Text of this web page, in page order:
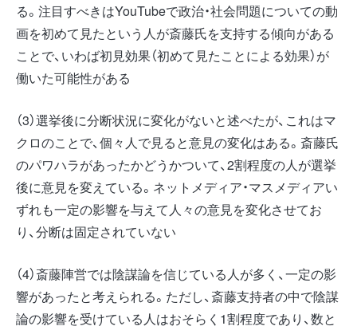
る。注目すべきはYouTubeで政治・社会問題についての動
画を初めて見たという人が斎藤氏を支持する傾向がある
ことで、いわば初見効果（初めて見たことによる効果）が
働いた可能性がある
（3）選挙後に分断状況に変化がないと述べたが、これはマ
クロのことで、個々人で見ると意見の変化はある。斎藤氏
のパワハラがあったかどうかついて、2割程度の人が選挙
後に意見を変えている。ネットメディア・マスメディアい
ずれも一定の影響を与えて人々の意見を変化させてお
り、分断は固定されていない
（4）斎藤陣営では陰謀論を信じている人が多く、一定の影
響があったと考えられる。ただし、斎藤支持者の中で陰謀
論の影響を受けている人はおそらく1割程度であり、数と